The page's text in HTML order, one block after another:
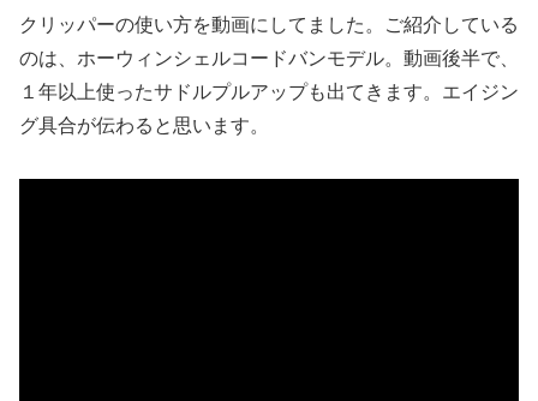
クリッパーの使い方を動画にしてました。ご紹介している
のは、ホーウィンシェルコードバンモデル。動画後半で、
１年以上使ったサドルプルアップも出てきます。エイジン
グ具合が伝わると思います。